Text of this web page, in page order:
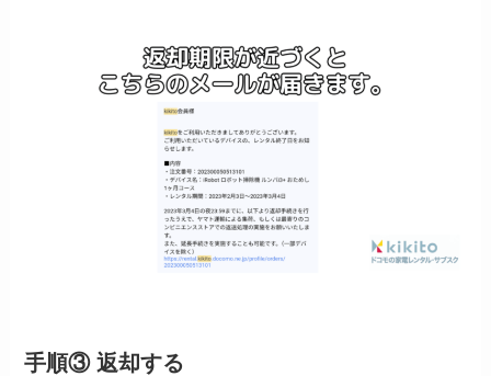
手順③ 返却する